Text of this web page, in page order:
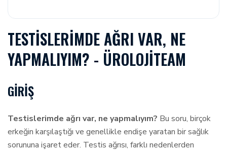
TESTISLERIMDE AĞRI VAR, NE
YAPMALIYIM? - ÜROLOJITEAM
GIRIŞ
Testislerimde ağrı var, ne yapmalıyım? Bu soru, birçok
erkeğin karşılaştığı ve genellikle endişe yaratan bir sağlık
sorununa işaret eder. Testis ağrısı, farklı nedenlerden